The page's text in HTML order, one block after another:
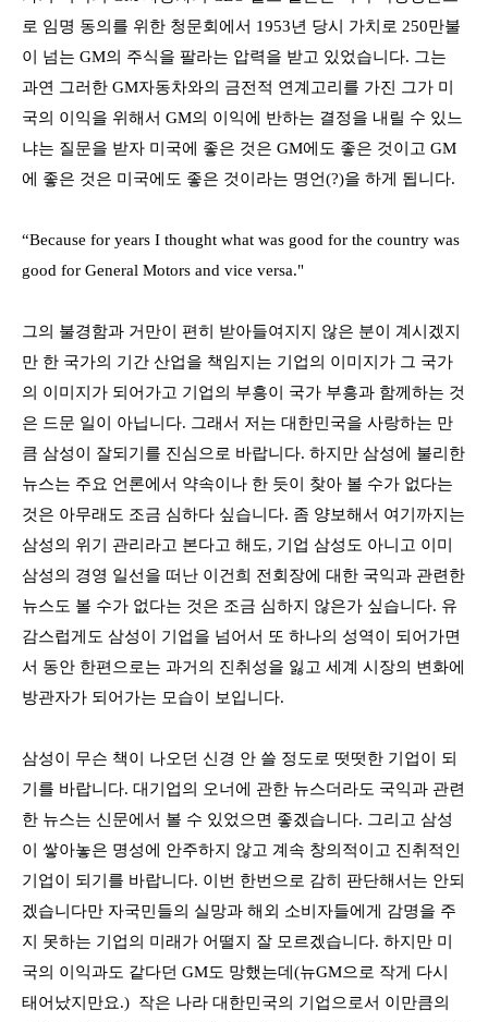
로 임명 동의를 위한 청문회에서 1953년 당시 가치로 250만불
이 넘는 GM의 주식을 팔라는 압력을 받고 있었습니다. 그는
과연 그러한 GM자동차와의 금전적 연계고리를 가진 그가 미
국의 이익을 위해서 GM의 이익에 반하는 결정을 내릴 수 있느
냐는 질문을 받자 미국에 좋은 것은 GM에도 좋은 것이고 GM
에 좋은 것은 미국에도 좋은 것이라는 명언(?)을 하게 됩니다.
“Because for years I thought what was good for the country was
good for General Motors and vice versa."
그의 불경함과 거만이 편히 받아들여지지 않은 분이 계시겠지
만 한 국가의 기간 산업을 책임지는 기업의 이미지가 그 국가
의 이미지가 되어가고 기업의 부흥이 국가 부흥과 함께하는 것
은 드문 일이 아닙니다. 그래서 저는 대한민국을 사랑하는 만
큼 삼성이 잘되기를 진심으로 바랍니다. 하지만 삼성에 불리한
뉴스는 주요 언론에서 약속이나 한 듯이 찾아 볼 수가 없다는
것은 아무래도 조금 심하다 싶습니다. 좀 양보해서 여기까지는
삼성의 위기 관리라고 본다고 해도, 기업 삼성도 아니고 이미
삼성의 경영 일선을 떠난 이건희 전회장에 대한 국익과 관련한
뉴스도 볼 수가 없다는 것은 조금 심하지 않은가 싶습니다. 유
감스럽게도 삼성이 기업을 넘어서 또 하나의 성역이 되어가면
서 동안 한편으로는 과거의 진취성을 잃고 세계 시장의 변화에
방관자가 되어가는 모습이 보입니다.
삼성이 무슨 책이 나오던 신경 안 쓸 정도로 떳떳한 기업이 되
기를 바랍니다. 대기업의 오너에 관한 뉴스더라도 국익과 관련
한 뉴스는 신문에서 볼 수 있었으면 좋겠습니다. 그리고 삼성
이 쌓아놓은 명성에 안주하지 않고 계속 창의적이고 진취적인
기업이 되기를 바랍니다. 이번 한번으로 감히 판단해서는 안되
겠습니다만 자국민들의 실망과 해외 소비자들에게 감명을 주
지 못하는 기업의 미래가 어떨지 잘 모르겠습니다. 하지만 미
국의 이익과도 같다던 GM도 망했는데 (뉴GM으로 작게 다시
태어났지만요.) 작은 나라 대한민국의 기업으로서 이만큼의